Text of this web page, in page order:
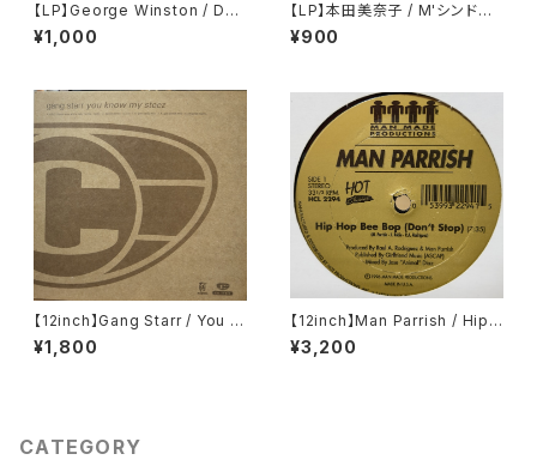
【LP】George Winston / Dec
ember
¥1,000
【LP】本田美奈子 / M'シンドロ
ーム
¥900
【12inch】Gang Starr / You K
now My Steez (UK Remixe
s)
¥1,800
【12inch】Man Parrish / Hip
Hop Bee Bop (Don't Stop)
¥3,200
CATEGORY